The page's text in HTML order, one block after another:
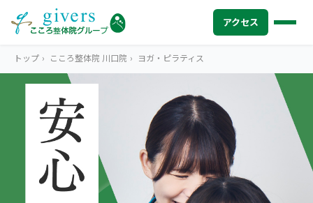
アクセス
HOME トップ
SYMPTOMS 症状から探す
腰痛
MENU メニューから探す
トップ › こころ整体院 川口院 › ヨガ・ピラティス